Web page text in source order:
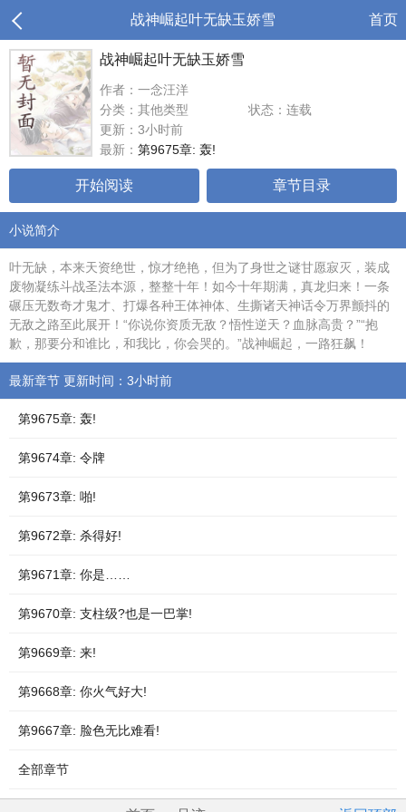
战神崛起叶无缺玉娇雪 首页
战神崛起叶无缺玉娇雪
作者：一念汪洋
分类：其他类型
状态：连载
更新：3小时前
最新： 第9675章: 轰!
开始阅读 章节目录
小说简介
叶无缺，本来天资绝世，惊才绝艳，但为了身世之谜甘愿寂灭，装成
废物凝练斗战圣法本源，整整十年！如今十年期满，真龙归来！一条
碾压无数奇才鬼才、打爆各种王体神体、生撕诸天神话令万界颤抖的
无敌之路至此展开！“你说你资质无敌？悟性逆天？血脉高贵？”“抱
歉，那要分和谁比，和我比，你会哭的。”战神崛起，一路狂飙！
最新章节 更新时间：3小时前
第9675章: 轰!
第9674章: 令牌
第9673章: 啪!
第9672章: 杀得好!
第9671章: 你是……
第9670章: 支柱级?也是一巴掌!
第9669章: 来!
第9668章: 你火气好大!
第9667章: 脸色无比难看!
全部章节